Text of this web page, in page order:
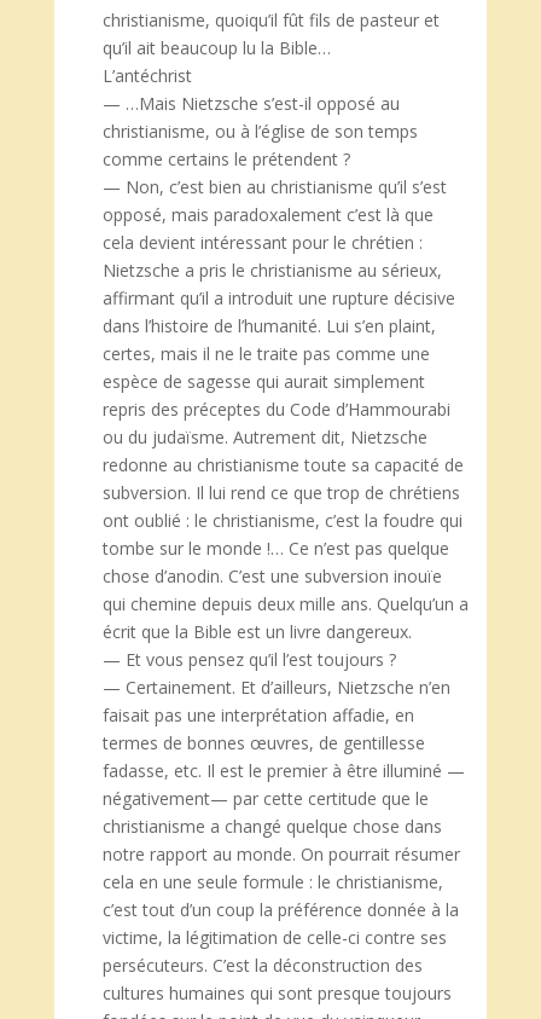
christianisme, quoiqu’il fût fils de pasteur et
qu’il ait beaucoup lu la Bible…
L’antéchrist
— …Mais Nietzsche s’est-il opposé au
christianisme, ou à l’église de son temps
comme certains le prétendent ?
— Non, c’est bien au christianisme qu’il s’est
opposé, mais paradoxalement c’est là que
cela devient intéressant pour le chrétien :
Nietzsche a pris le christianisme au sérieux,
affirmant qu’il a introduit une rupture décisive
dans l’histoire de l’humanité. Lui s’en plaint,
certes, mais il ne le traite pas comme une
espèce de sagesse qui aurait simplement
repris des préceptes du Code d’Hammourabi
ou du judaïsme. Autrement dit, Nietzsche
redonne au christianisme toute sa capacité de
subversion. Il lui rend ce que trop de chrétiens
ont oublié : le christianisme, c’est la foudre qui
tombe sur le monde !… Ce n’est pas quelque
chose d’anodin. C’est une subversion inouïe
qui chemine depuis deux mille ans. Quelqu’un a
écrit que la Bible est un livre dangereux.
— Et vous pensez qu’il l’est toujours ?
— Certainement. Et d’ailleurs, Nietzsche n’en
faisait pas une interprétation affadie, en
termes de bonnes œuvres, de gentillesse
fadasse, etc. Il est le premier à être illuminé —
négativement— par cette certitude que le
christianisme a changé quelque chose dans
notre rapport au monde. On pourrait résumer
cela en une seule formule : le christianisme,
c’est tout d’un coup la préférence donnée à la
victime, la légitimation de celle-ci contre ses
persécuteurs. C’est la déconstruction des
cultures humaines qui sont presque toujours